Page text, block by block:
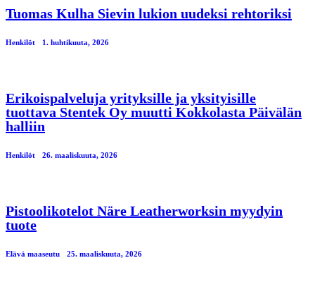
Tuomas Kulha Sievin lukion uudeksi rehtoriksi
Henkilöt 1. huhtikuuta, 2026
Erikoispalveluja yrityksille ja yksityisille
tuottava Stentek Oy muutti Kokkolasta Päivälän
halliin
Henkilöt 26. maaliskuuta, 2026
Pistoolikotelot Näre Leatherworksin myydyin
tuote
Elävä maaseutu 25. maaliskuuta, 2026